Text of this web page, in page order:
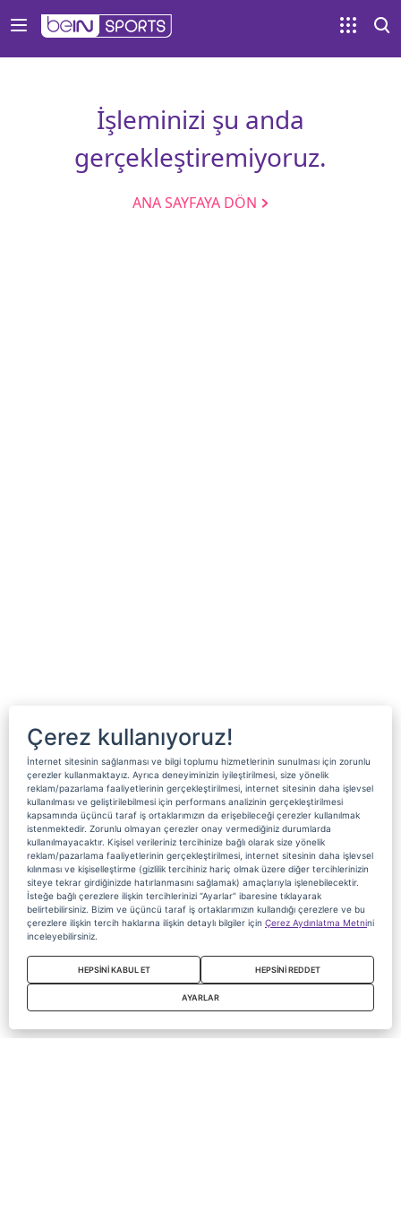
İşleminizi şu anda
gerçekleştiremiyoruz.
ANA SAYFAYA DÖN
Çerez kullanıyoruz!
İnternet sitesinin sağlanması ve bilgi toplumu hizmetlerinin sunulması için zorunlu
çerezler kullanmaktayız. Ayrıca deneyiminizin iyileştirilmesi, size yönelik
reklam/pazarlama faaliyetlerinin gerçekleştirilmesi, internet sitesinin daha işlevsel
kullanılması ve geliştirilebilmesi için performans analizinin gerçekleştirilmesi
kapsamında üçüncü taraf iş ortaklarımızın da erişebileceği çerezler kullanılmak
istenmektedir. Zorunlu olmayan çerezler onay vermediğiniz durumlarda
kullanılmayacaktır. Kişisel verileriniz tercihinize bağlı olarak size yönelik
reklam/pazarlama faaliyetlerinin gerçekleştirilmesi, internet sitesinin daha işlevsel
kılınması ve kişiselleştirme (gizlilik tercihiniz hariç olmak üzere diğer tercihlerinizin
siteye tekrar girdiğinizde hatırlanmasını sağlamak) amaçlarıyla işlenebilecektir.
İsteğe bağlı çerezlere ilişkin tercihlerinizi “Ayarlar” ibaresine tıklayarak
belirtebilirsiniz. Bizim ve üçüncü taraf iş ortaklarımızın kullandığı çerezlere ve bu
çerezlere ilişkin tercih haklarına ilişkin detaylı bilgiler için Çerez Aydınlatma Metnini
inceleyebilirsiniz.
HEPSİNİ KABUL ET HEPSİNİ REDDET
AYARLAR